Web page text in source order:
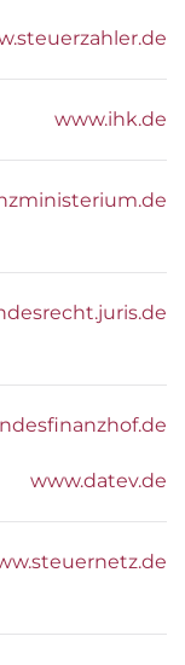
www.ihk.de
www.datev.de